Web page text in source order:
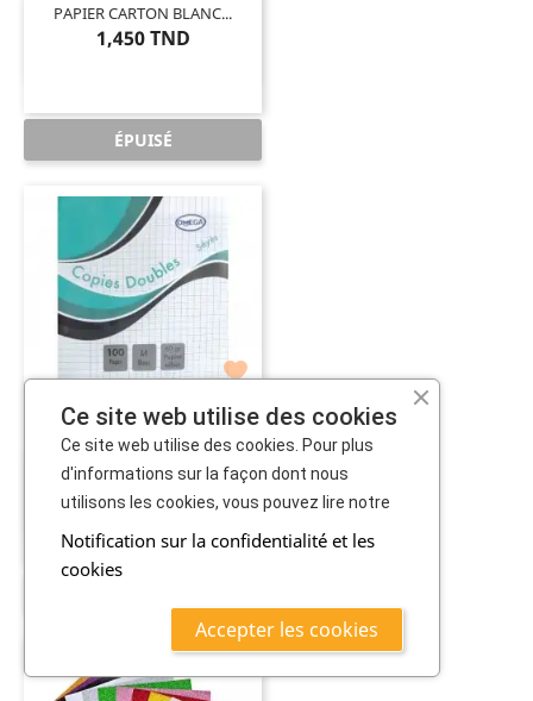
PAPIER CARTON BLANC...
1,450 TND
ÉPUISÉ

Double Feuille 100...
4,600 TND
Ce site web utilise des cookies
Ce site web utilise des cookies. Pour plus
d'informations sur la façon dont nous
utilisons les cookies, vous pouvez lire notre
Notification sur la confidentialité et les
cookies
Accepter les cookies